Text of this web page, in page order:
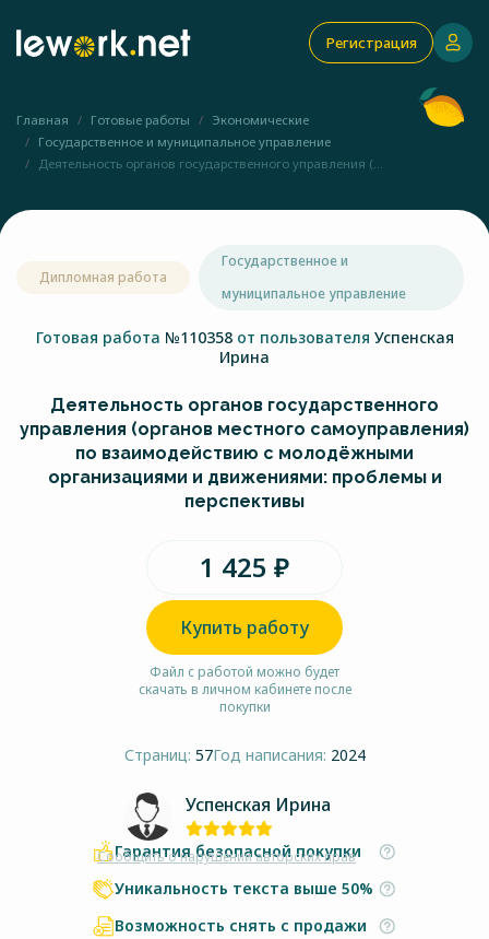
Регистрация
Главная Готовые работы
Экономические
Государственное и муниципальное управление
Деятельность органов государственного управления (...
Дипломная работа
Государственное и
муниципальное управление
Готовая работа №110358 от пользователя Успенская
Ирина
Деятельность органов государственного
управления (органов местного самоуправления)
по взаимодействию с молодёжными
организациями и движениями: проблемы и
перспективы
1 425 ₽
Купить работу
Файл с работой можно будет
скачать в личном кабинете после
покупки
Страниц: 57Год написания: 2024
Успенская Ирина
Сообщить о нарушении авторских прав
Гарантия безопасной покупки
Уникальность текста выше 50%
Возможность снять с продажи